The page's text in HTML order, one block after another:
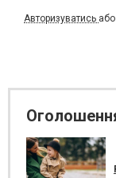
Авторизуватись або